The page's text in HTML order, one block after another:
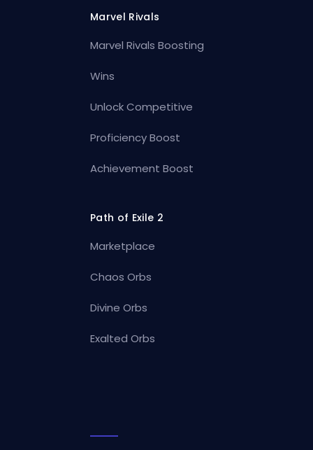
Marvel Rivals
Marvel Rivals Boosting
Wins
Unlock Competitive
Proficiency Boost
Achievement Boost
Path of Exile 2
Marketplace
Chaos Orbs
Divine Orbs
Exalted Orbs